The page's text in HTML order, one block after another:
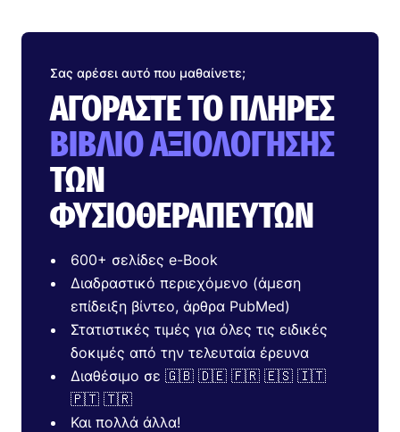
Σας αρέσει αυτό που μαθαίνετε;
ΑΓΟΡΆΣΤΕ ΤΟ ΠΛΉΡΕΣ
ΒΙΒΛΊΟ ΑΞΙΟΛΌΓΗΣΗΣ
ΤΩΝ
ΦΥΣΙΟΘΕΡΑΠΕΥΤΏΝ
600+ σελίδες e-Book
Διαδραστικό περιεχόμενο (άμεση
επίδειξη βίντεο, άρθρα PubMed)
Στατιστικές τιμές για όλες τις ειδικές
δοκιμές από την τελευταία έρευνα
Διαθέσιμο σε 🇬🇧 🇩🇪 🇫🇷 🇪🇸 🇮🇹
🇵🇹 🇹🇷
Και πολλά άλλα!